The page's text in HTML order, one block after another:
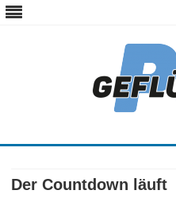
Der Countdown läuft